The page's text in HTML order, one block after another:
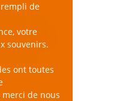
de
votre
souvenirs.
ont toutes
de nous